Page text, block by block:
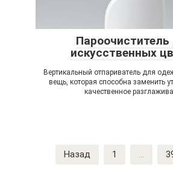
Пароочиститель
искусственных
Вертикальный отпариватель для
вещь, которая способна заменить
качественное
Назад 1 ...